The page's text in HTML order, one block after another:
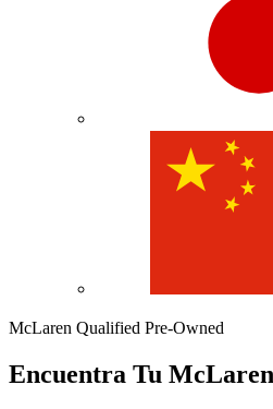
McLaren Qualified Pre-Owned
Encuentra Tu Mc